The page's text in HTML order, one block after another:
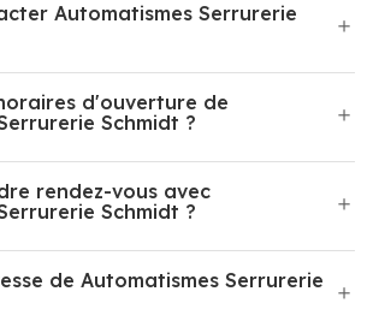
Automatismes Serrurerie
d'ouverture de
Schmidt ?
rendez-vous avec
Schmidt ?
de Automatismes Serrurerie